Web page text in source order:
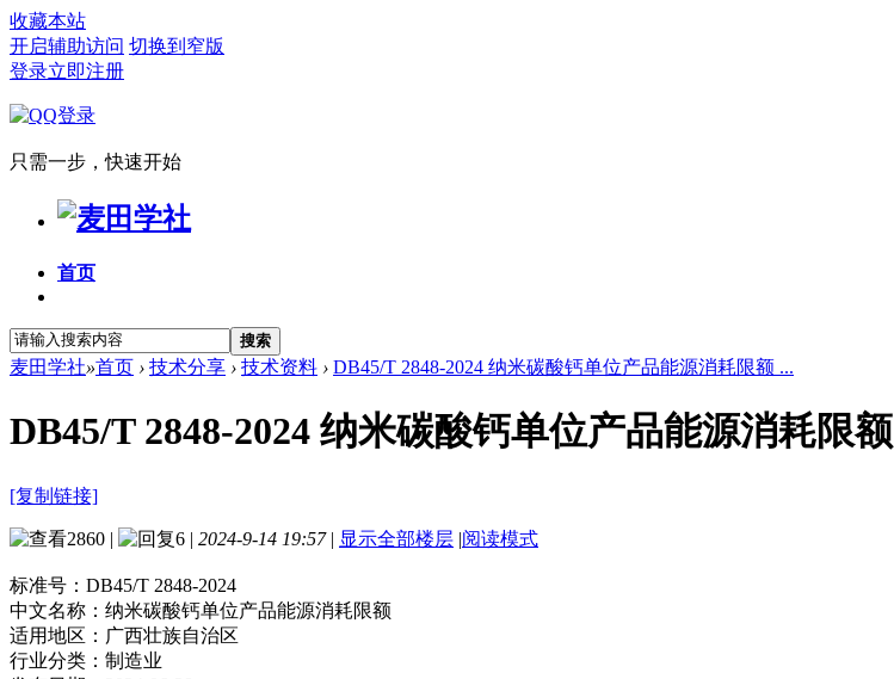
收藏本站
开启辅助访问 切换到窄版
登录立即注册
只需一步，快速开始
首页
搜索
麦田学社»首页 › 技术分享 › 技术资料 › DB45/T 2848-2024 纳米碳酸钙单位产品能源消耗限额 ...
DB45/T 2848-2024 纳米碳酸钙单位产品能源消耗限额
[复制链接]
2860 | 6 | 2024-9-14 19:57 | 显示全部楼层 |阅读模式
标准号： DB45/T 2848-2024
中文名称： 纳米碳酸钙单位产品能源消耗限额
适用地区： 广西壮族自治区
行业分类： 制造业